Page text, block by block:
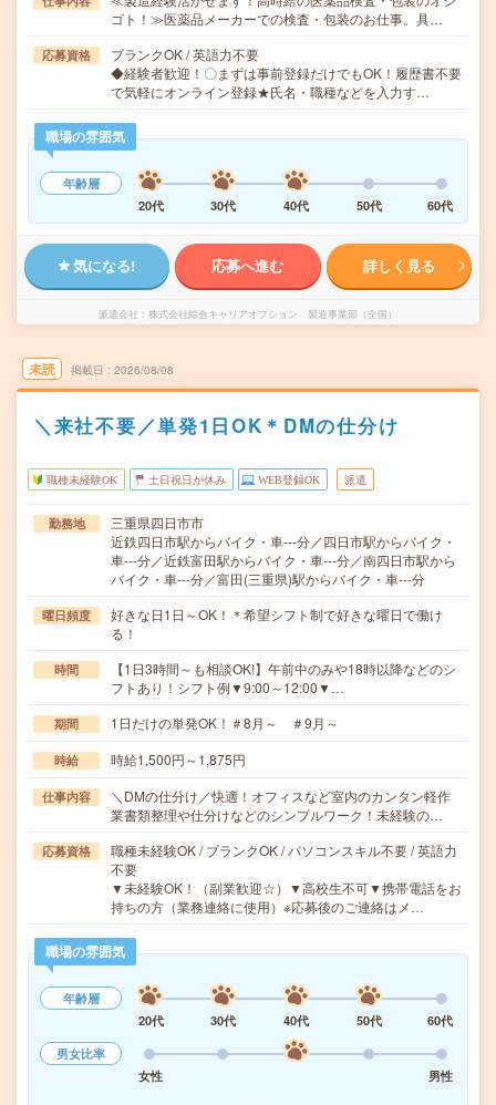
ゴト！≫医薬品メーカーでの検査・包装のお仕事。具…
応募資格
ブランクOK / 英語力不要
◆経験者歓迎！〇まずは事前登録だけでもOK！履歴書不要
で気軽にオンライン登録★氏名・職種などを入力す…
職場の雰囲気
年齢層
20代
30代 40代 50代 60代
気になる! 応募へ進む 詳しく見る
派遣会社 株式会社綜合キャリアオプション 製造事業部（全国）
未読 掲載日 2026/08/08
＼来社不要／単発1日OK＊DMの仕分け
職種未経験OK 土日祝日が休み WEB登録OK 派遣
勤務地
三重県四日市市
近鉄四日市駅からバイク・車---分／四日市駅からバイク・
車---分／近鉄富田駅からバイク・車---分／南四日市駅から
バイク・車---分／富田(三重県)駅からバイク・車---分
曜日頻度
好きな日1日～OK！＊希望シフト制で好きな曜日で働け
る！
時間
【1日3時間～も相談OK!】午前中のみや18時以降などのシ
フトあり！シフト例▼9:00～12:00▼…
期間 1日だけの単発OK！＃8月～ ＃9月～
時給 時給1,500円～1,875円
仕事内容
＼DMの仕分け／快適！オフィスなど室内のカンタン軽作
業書類整理や仕分けなどのシンプルワーク！未経験の…
応募資格
職種未経験OK / ブランクOK / パソコンスキル不要 / 英語力
不要
▼未経験OK！（副業歓迎☆）▼高校生不可▼携帯電話をお
持ちの方（業務連絡に使用）※応募後のご連絡はメ…
職場の雰囲気
年齢層
20代
30代 40代 50代
60代
男女比率
女性
男性